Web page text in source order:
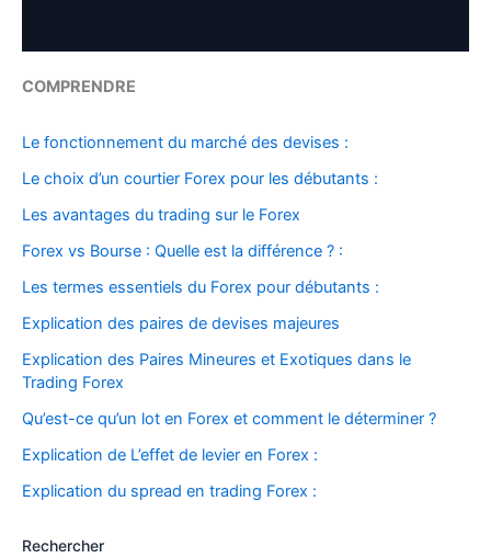
COMPRENDRE
Le fonctionnement du marché des devises :
Le choix d’un courtier Forex pour les débutants :
Les avantages du trading sur le Forex
Forex vs Bourse : Quelle est la différence ? :
Les termes essentiels du Forex pour débutants :
Explication des paires de devises majeures
Explication des Paires Mineures et Exotiques dans le
Trading Forex
Qu’est-ce qu’un lot en Forex et comment le déterminer ?
Explication de L’effet de levier en Forex :
Explication du spread en trading Forex :
Rechercher